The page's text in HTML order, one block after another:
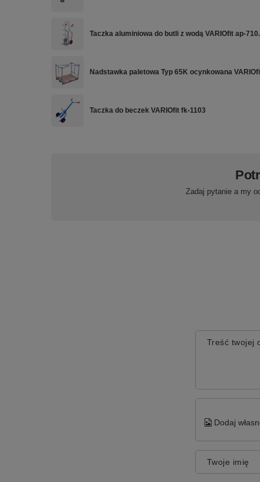
Taczka aluminiowa do butli z wodą VARIOfit ap-
Nadstawka paletowa Typ 65K ocynkowana
Taczka do beczek VARIOfit fk-1103
Zadaj pytanie a my
Treść twojej
Dodaj
Twoje imię